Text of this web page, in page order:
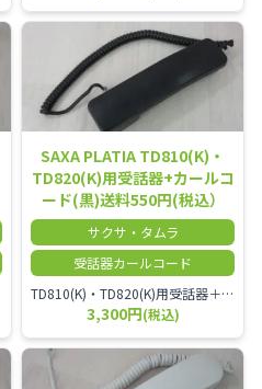
SAXA PLATIA TD810(K)・
TD820(K)用受話器+カールコ
ード(黒)送料550円(税込）
サクサ・タムラ
受話器カールコード
TD810(K)・TD820(K)用受話器＋カールコード セット／本商品は中古品となります。 写真では分かりにくいキズ・汚れなどの使用感があります。 予めご理解・ご了承頂きますようお願いいたします。
3,300円(税込)